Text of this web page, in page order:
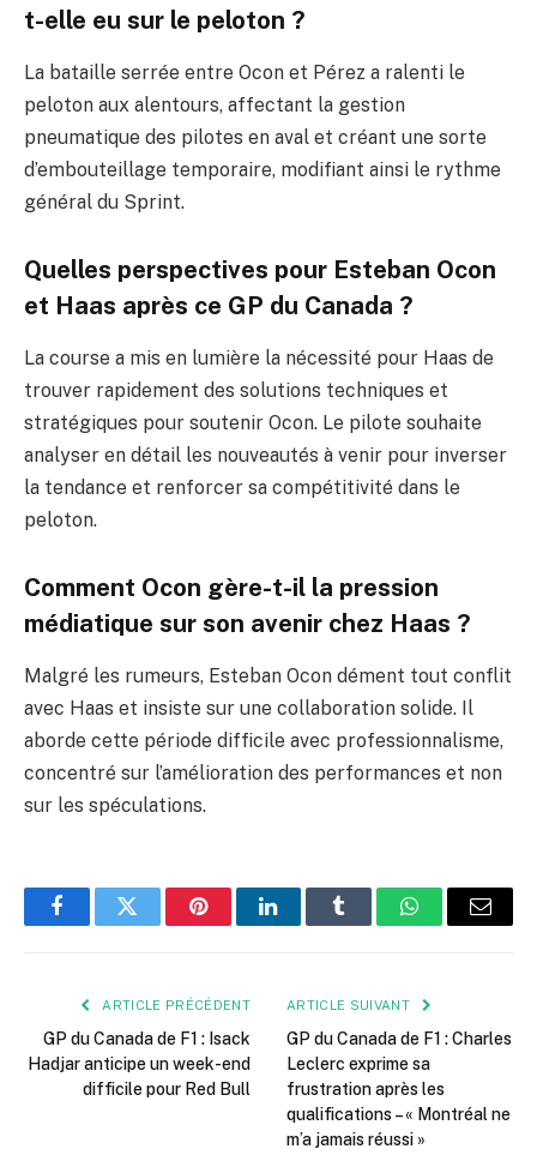
t-elle eu sur le peloton ?
La bataille serrée entre Ocon et Pérez a ralenti le
peloton aux alentours, affectant la gestion
pneumatique des pilotes en aval et créant une sorte
d’embouteillage temporaire, modifiant ainsi le rythme
général du Sprint.
Quelles perspectives pour Esteban Ocon
et Haas après ce GP du Canada ?
La course a mis en lumière la nécessité pour Haas de
trouver rapidement des solutions techniques et
stratégiques pour soutenir Ocon. Le pilote souhaite
analyser en détail les nouveautés à venir pour inverser
la tendance et renforcer sa compétitivité dans le
peloton.
Comment Ocon gère-t-il la pression
médiatique sur son avenir chez Haas ?
Malgré les rumeurs, Esteban Ocon dément tout conflit
avec Haas et insiste sur une collaboration solide. Il
aborde cette période difficile avec professionnalisme,
concentré sur l’amélioration des performances et non
sur les spéculations.
FacebookTwitter PinterestLinkedInTumblr WhatsApp
E-
ARTICLE PRÉCÉDENT
GP du Canada de F1 : Isack
Hadjar anticipe un week-end
difficile pour Red Bull
ARTICLE SUIVANT
GP du Canada de F1 : Charles
Leclerc exprime sa
frustration après les
qualifications – « Montréal ne
m’a jamais réussi »